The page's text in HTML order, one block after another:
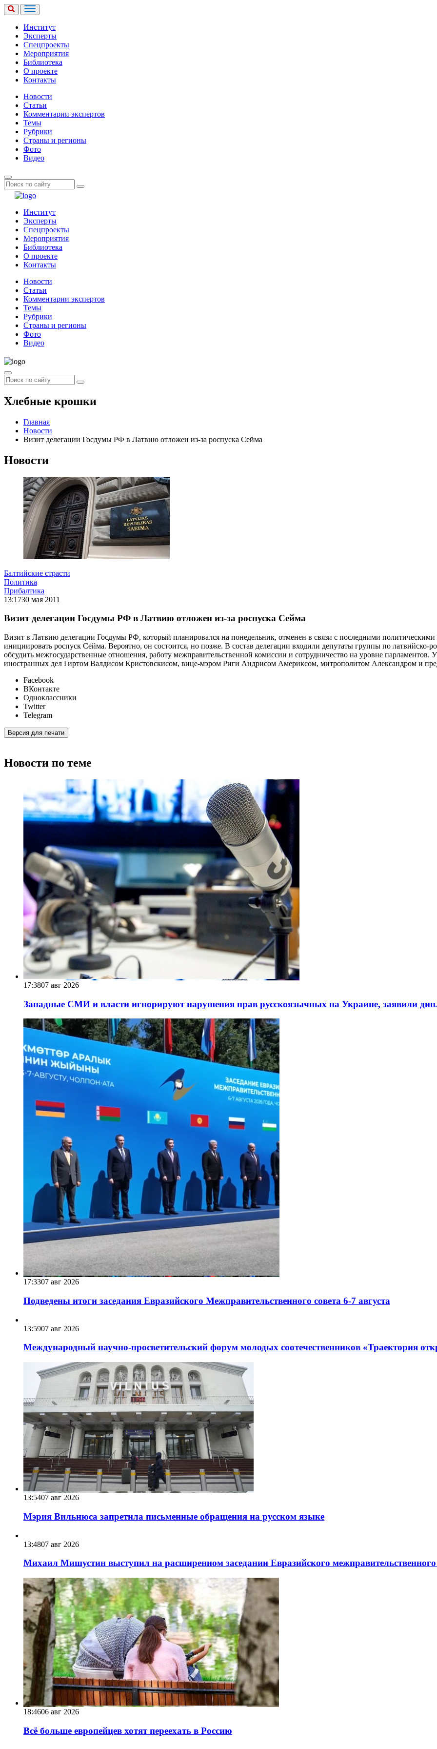
Институт
Эксперты
Спецпроекты
Мероприятия
Библиотека
О проекте
Контакты
Новости
Статьи
Комментарии экспертов
Темы
Рубрики
Страны и регионы
Фото
Видео
Институт
Эксперты
Спецпроекты
Мероприятия
Библиотека
О проекте
Контакты
Новости
Статьи
Комментарии экспертов
Темы
Рубрики
Страны и регионы
Фото
Видео
Хлебные крошки
Главная
Новости
Визит делегации Госдумы РФ в Латвию отложен из-за роспуска Сейма
Новости
Балтийские страсти
Политика
Прибалтика
13:1730 мая 2011
Визит делегации Госдумы РФ в Латвию отложен из-за роспуска Сейма
Визит в Латвию делегации Госдумы РФ, который планировался на понедельник, отменен в связи с последними
инициировать роспуск Сейма. Вероятно, он состоится, но позже. В состав делегации входили депутаты группы по латвийско-
обсудить межгосударственные отношения, работу межправительственной комиссии и сотрудничество на уровне
иностранных дел Гиртом Валдисом Кристовскисом, вице-мэром Риги Андрисом Америксом, митрополитом Александром и
Facebook
ВКонтакте
Одноклассники
Twitter
Telegram
Версия для печати
Новости по теме
17:3807 авг 2026
Западные СМИ и власти игнорируют нарушения прав русскоязычных на Украине, заявили
17:3307 авг 2026
Подведены итоги заседания Евразийского Межправительственного совета 6-7 августа
13:5907 авг 2026
Международный научно-просветительский форум молодых соотечественников «Траектория
13:5407 авг 2026
Мэрия Вильнюса запретила письменные обращения на русском языке
13:4807 авг 2026
Михаил Мишустин выступил на расширенном заседании Евразийского
18:4606 авг 2026
Всё больше европейцев хотят переехать в Россию